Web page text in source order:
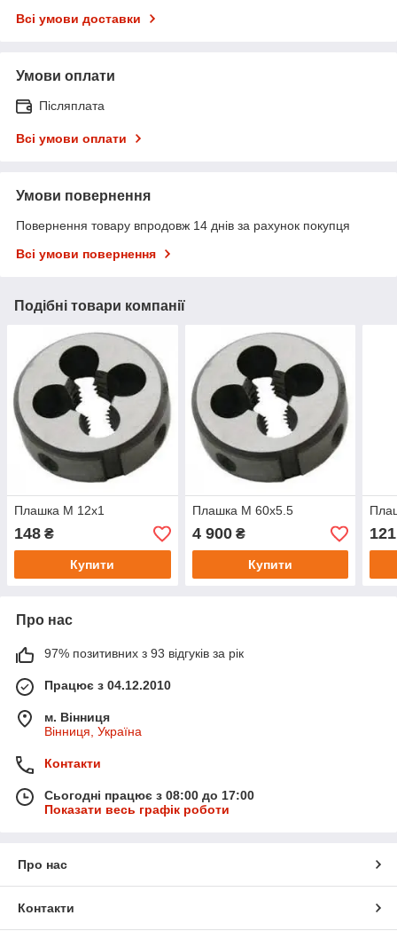
Всі умови доставки
Умови оплати
Післяплата
Всі умови оплати
Умови повернення
Повернення товару впродовж 14 днів за рахунок покупця
Всі умови повернення
Подібні товари компанії
Плашка М 12х1
148 ₴
Купити
Плашка М 60х5.5
4 900₴
Купити
121
Про нас
97% позитивних з 93 відгуків за рік
Працює з 04.12.2010
м. Вінниця
Вінниця, Україна
Контакти
Сьогодні працює з 08:00 до 17:00
Показати весь графік роботи
Про нас
Контакти